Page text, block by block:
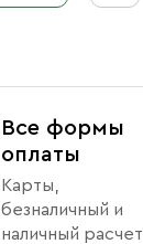
Все формы
оплаты
Карты,
безналичный и
наличный расчет